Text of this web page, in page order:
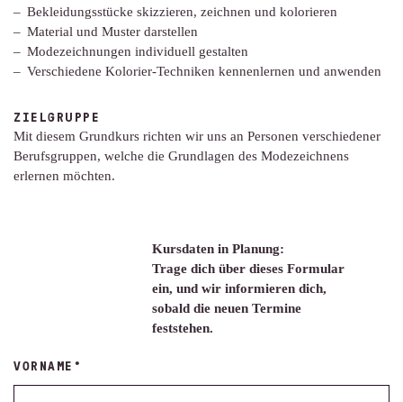
Bekleidungsstücke skizzieren, zeichnen und kolorieren
Material und Muster darstellen
Modezeichnungen individuell gestalten
Verschiedene Kolorier-Techniken kennenlernen und anwenden
ZIELGRUPPE
Mit diesem Grundkurs richten wir uns an Personen verschiedener
Berufsgruppen, welche die Grundlagen des Modezeichnens
erlernen möchten.
Kursdaten in Planung:
Trage dich über dieses Formular
ein, und wir informieren dich,
sobald die neuen Termine
feststehen.
VORNAME *